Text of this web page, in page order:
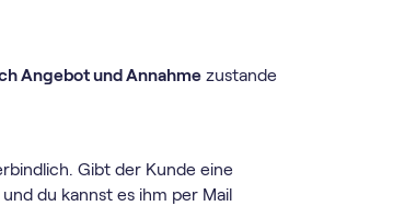
Angebot und Annahme zustande
Gibt der Kunde eine
du kannst es ihm per Mail